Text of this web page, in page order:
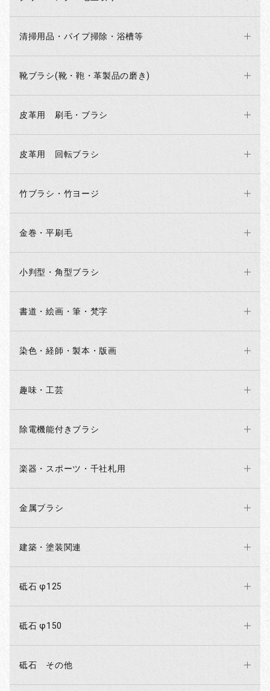
清掃用品・パイプ掃除・浴槽等
靴ブラシ(靴・鞄・革製品の磨き)
皮革用 刷毛・ブラシ
皮革用 回転ブラシ
竹ブラシ・竹ヨージ
金巻・平刷毛
小判型・角型ブラシ
書道・絵画・筆・梵字
染色・経師・製本・版画
趣味・工芸
除電機能付きブラシ
楽器・スポーツ・千社札用
金属ブラシ
建築・塗装関連
砥石 φ125
砥石 φ150
砥石 その他
お買い物を続ける